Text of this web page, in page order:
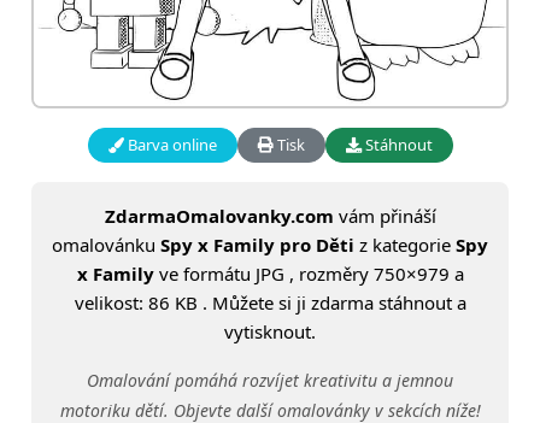
Barva online Tisk Stáhnout
ZdarmaOmalovanky.com vám přináší
omalovánku Spy x Family pro Děti z kategorie Spy
x Familyve formátu JPG , rozměry 750×979 a
velikost: 86 KB . Můžete si ji zdarma stáhnout a
vytisknout.
Omalování pomáhá rozvíjet kreativitu a jemnou
motoriku dětí. Objevte další omalovánky v sekcích níže!